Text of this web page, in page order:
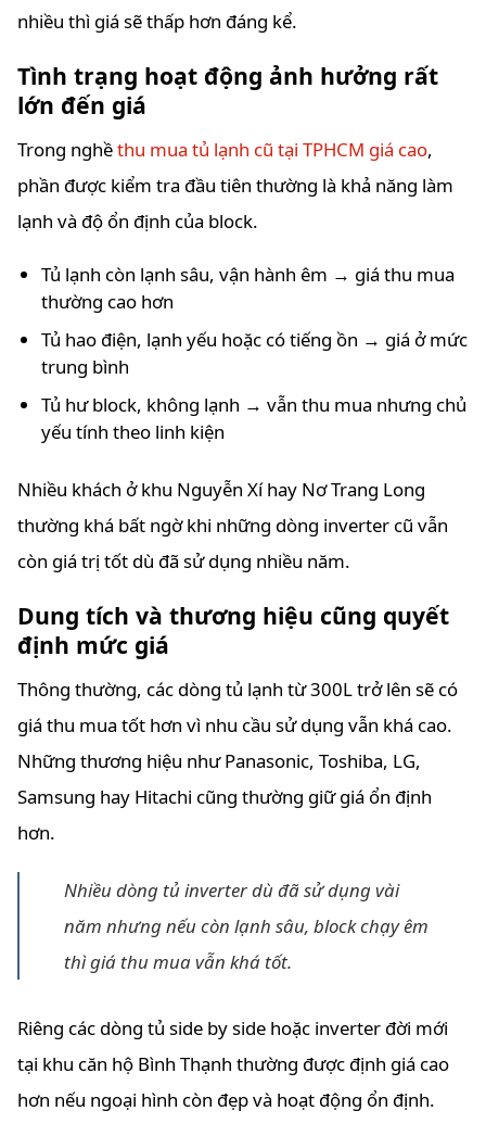
nhiều thì giá sẽ thấp hơn đáng kể.
Tình trạng hoạt động ảnh hưởng rất
lớn đến giá
Trong nghềthu mua tủ lạnh cũ tại TPHCM giá cao,
phần được kiểm tra đầu tiên thường là khả năng làm
lạnh và độ ổn định của block.
Tủ lạnh còn lạnh sâu, vận hành êm → giá thu mua
thường cao hơn
Tủ hao điện, lạnh yếu hoặc có tiếng ồn → giá ở mức
trung bình
Tủ hư block, không lạnh → vẫn thu mua nhưng chủ
yếu tính theo linh kiện
Nhiều khách ở khu Nguyễn Xí hay Nơ Trang Long
thường khá bất ngờ khi những dòng inverter cũ vẫn
còn giá trị tốt dù đã sử dụng nhiều năm.
Dung tích và thương hiệu cũng quyết
định mức giá
Thông thường, các dòng tủ lạnh từ 300L trở lên sẽ có
giá thu mua tốt hơn vì nhu cầu sử dụng vẫn khá cao.
Những thương hiệu như Panasonic, Toshiba, LG,
Samsung hay Hitachi cũng thường giữ giá ổn định
hơn.
Nhiều dòng tủ inverter dù đã sử dụng vài
năm nhưng nếu còn lạnh sâu, block chạy êm
thì giá thu mua vẫn khá tốt.
Riêng các dòng tủ side by side hoặc inverter đời mới
tại khu căn hộ Bình Thạnh thường được định giá cao
hơn nếu ngoại hình còn đẹp và hoạt động ổn định.